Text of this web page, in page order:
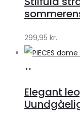
299,95 kr.
Elegant